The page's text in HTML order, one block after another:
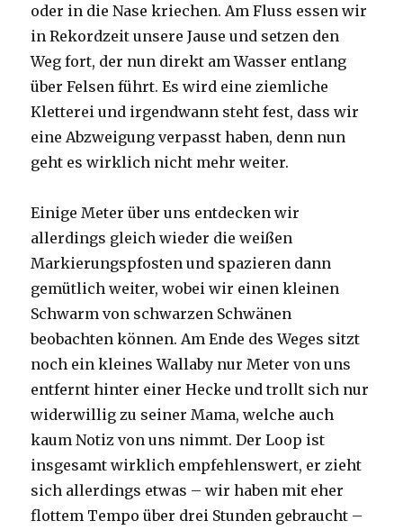
oder in die Nase kriechen. Am Fluss essen wir
in Rekordzeit unsere Jause und setzen den
Weg fort, der nun direkt am Wasser entlang
über Felsen führt. Es wird eine ziemliche
Kletterei und irgendwann steht fest, dass wir
eine Abzweigung verpasst haben, denn nun
geht es wirklich nicht mehr weiter.
Einige Meter über uns entdecken wir
allerdings gleich wieder die weißen
Markierungspfosten und spazieren dann
gemütlich weiter, wobei wir einen kleinen
Schwarm von schwarzen Schwänen
beobachten können. Am Ende des Weges sitzt
noch ein kleines Wallaby nur Meter von uns
entfernt hinter einer Hecke und trollt sich nur
widerwillig zu seiner Mama, welche auch
kaum Notiz von uns nimmt. Der Loop ist
insgesamt wirklich empfehlenswert, er zieht
sich allerdings etwas – wir haben mit eher
flottem Tempo über drei Stunden gebraucht –